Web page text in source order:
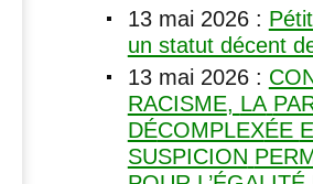
13 mai 2026:
un statut décent
13 mai 2026:
RACISME, LA
DÉCOMPLEXÉE
SUSPICION